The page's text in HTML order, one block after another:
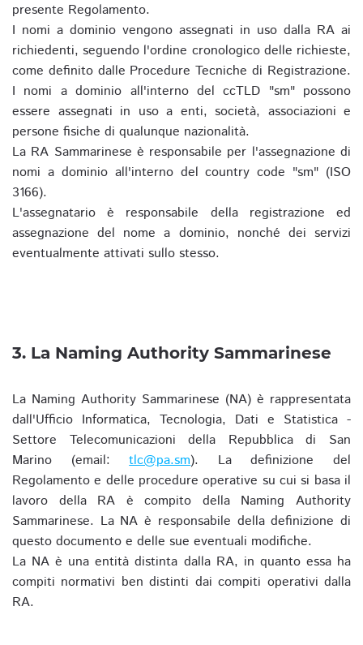
presente Regolamento.
I nomi a dominio vengono assegnati in uso dalla RA ai
richiedenti, seguendo l'ordine cronologico delle richieste,
come definito dalle Procedure Tecniche di Registrazione.
I nomi a dominio all'interno del ccTLD "sm" possono
essere assegnati in uso a enti, società, associazioni e
persone fisiche di qualunque nazionalità.
La RA Sammarinese è responsabile per l'assegnazione di
nomi a dominio all'interno del country code "sm" (ISO
3166).
L'assegnatario è responsabile della registrazione ed
assegnazione del nome a dominio, nonché dei servizi
eventualmente attivati sullo stesso.
3. La Naming Authority Sammarinese
La Naming Authority Sammarinese (NA) è rappresentata
dall'Ufficio Informatica, Tecnologia, Dati e Statistica -
Settore Telecomunicazioni della Repubblica di San
Marino (email:tlc@pa.sm). La definizione del
Regolamento e delle procedure operative su cui si basa il
lavoro della RA è compito della Naming Authority
Sammarinese. La NA è responsabile della definizione di
questo documento e delle sue eventuali modifiche.
La NA è una entità distinta dalla RA, in quanto essa ha
compiti normativi ben distinti dai compiti operativi dalla
RA.